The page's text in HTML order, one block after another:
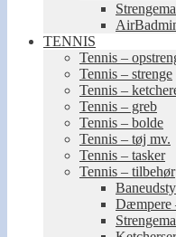
TENNIS
Tennis –
Tennis – strenge
Tennis –
Tennis – greb
Tennis – bolde
Tennis – tøj mv.
Tennis – tasker
Tennis – tilbehør
Dæmpere